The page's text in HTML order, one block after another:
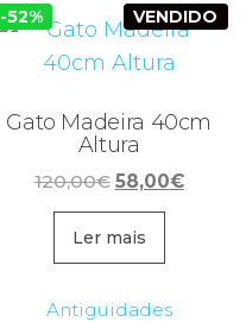
-52% VENDIDO
Gato Madeira 40cm
Altura
120,00€ O
preço
original
era:
58,00€O
Ler mais
Antiguidades